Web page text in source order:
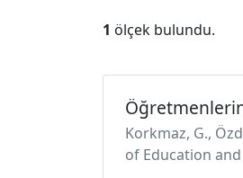
1 ölçek bulundu.
Korkmaz, G.,
of Education